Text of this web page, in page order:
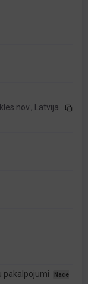
nov., Latvija
pakalpojumi
Nace